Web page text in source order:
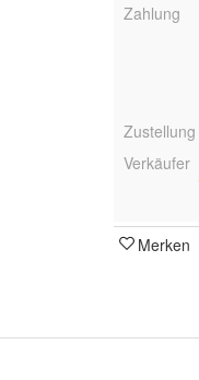
Zahlung
Zustellung
Verkäufer
Merken